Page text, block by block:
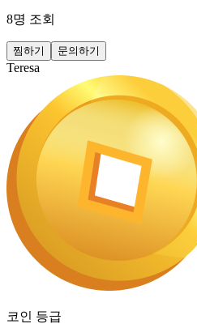
8명 조회
찜하기 문의하기
Teresa
코인 등급